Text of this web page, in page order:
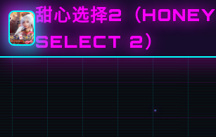
甜心选择2（HONEY
SELECT 2）